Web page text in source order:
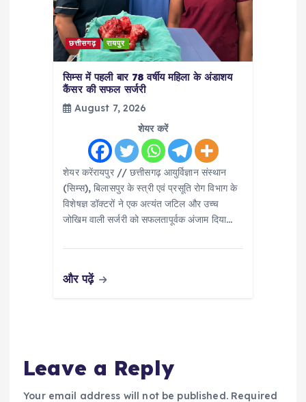
छत्तीसगढ़ रायपुर
सिम्स में पहली बार 78 वर्षीय महिला के अंडाशय
कैंसर की सफल सर्जरी
August 7, 2026
शेयर करें
शेयर करेंरायपुर // छत्तीसगढ़ आयुर्विज्ञान संस्थान
(सिम्स), बिलासपुर के स्त्री एवं प्रसूति रोग विभाग के
विशेषज्ञ डॉक्टरों ने एक अत्यंत जटिल और उच्च
जोखिम वाली सर्जरी को सफलतापूर्वक अंजाम दिया…
और पढ़ें
Leave a Reply
Your email address will not be published. Required